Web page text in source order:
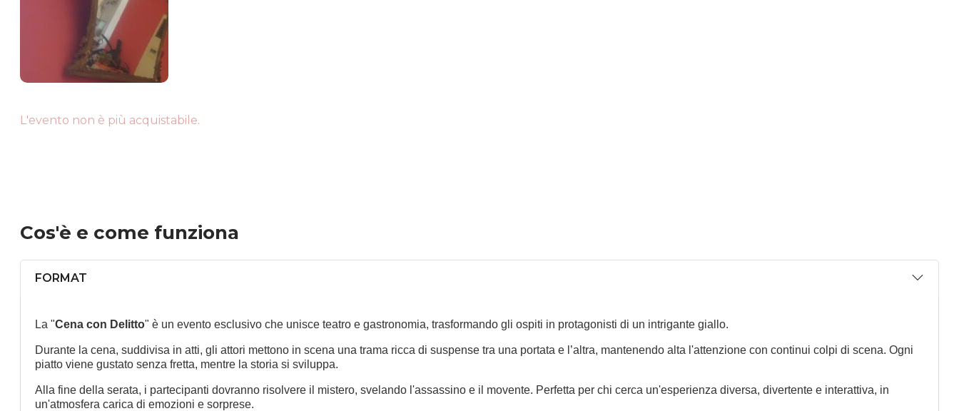
L'evento non è più acquistabile.
Cos'è e come funziona
FORMAT
La "Cena con Delitto" è un evento esclusivo che unisce teatro e gastronomia, trasformando gli ospiti in protagonisti di un intrigante giallo.
Durante la cena, suddivisa in atti, gli attori mettono in scena una trama ricca di suspense tra una portata e l’altra, mantenendo alta l'attenzione con continui colpi di scena. Ogni
piatto viene gustato senza fretta, mentre la storia si sviluppa.
Alla fine della serata, i partecipanti dovranno risolvere il mistero, svelando l'assassino e il movente. Perfetta per chi cerca un'esperienza diversa, divertente e interattiva, in
un'atmosfera carica di emozioni e sorprese.